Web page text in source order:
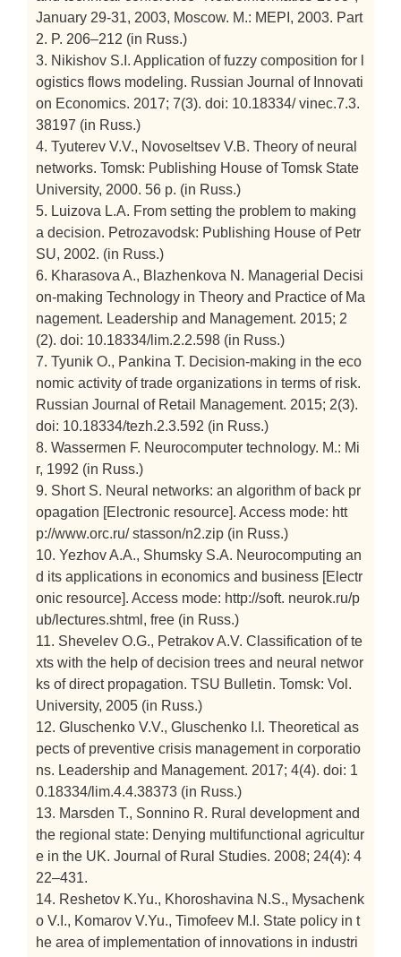
January 29-31, 2003, Moscow. M.: MEPI, 2003. Part
2. P. 206–212 (in Russ.)
3. Nikishov S.I. Application of fuzzy composition for l
ogistics flows modeling. Russian Journal of Innovati
on Economics. 2017; 7(3). doi: 10.18334/ vinec.7.3.
38197 (in Russ.)
4. Tyuterev V.V., Novoseltsev V.B. Theory of neural
networks. Tomsk: Publishing House of Tomsk State
University, 2000. 56 p. (in Russ.)
5. Luizova L.A. From setting the problem to making
a decision. Petrozavodsk: Publishing House of Petr
SU, 2002. (in Russ.)
6. Kharasova A., Blazhenkova N. Managerial Decisi
on-making Technology in Theory and Practice of Ma
nagement. Leadership and Management. 2015; 2
(2). doi: 10.18334/lim.2.2.598 (in Russ.)
7. Tyunik O., Pankina T. Decision-making in the eco
nomic activity of trade organizations in terms of risk.
Russian Journal of Retail Management. 2015; 2(3).
doi: 10.18334/tezh.2.3.592 (in Russ.)
8. Wassermen F. Neurocomputer technology. M.: Mi
r, 1992 (in Russ.)
9. Short S. Neural networks: an algorithm of back pr
opagation [Electronic resource]. Access mode: htt
p://www.orc.ru/ stasson/n2.zip (in Russ.)
10. Yezhov A.A., Shumsky S.A. Neurocomputing an
d its applications in economics and business [Electr
onic resource]. Access mode: http://soft. neurok.ru/p
ub/lectures.shtml, free (in Russ.)
11. Shevelev O.G., Petrakov A.V. Classification of te
xts with the help of decision trees and neural networ
ks of direct propagation. TSU Bulletin. Tomsk: Vol.
University, 2005 (in Russ.)
12. Gluschenko V.V., Gluschenko I.I. Theoretical as
pects of preventive crisis management in corporatio
ns. Leadership and Management. 2017; 4(4). doi: 1
0.18334/lim.4.4.38373 (in Russ.)
13. Marsden T., Sonnino R. Rural development and
the regional state: Denying multifunctional agricultur
e in the UK. Journal of Rural Studies. 2008; 24(4): 4
22–431.
14. Reshetov K.Yu., Khoroshavina N.S., Mysachenk
o V.I., Komarov V.Yu., Timofeev M.I. State policy in t
he area of implementation of innovations in industri